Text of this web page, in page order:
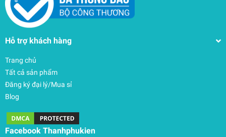
Hỗ trợ khách hàng
Trang chủ
Tất cả sản phẩm
Đăng ký đại lý/Mua sỉ
Blog
Facebook Thanhphukien
Bình giữ nhiệt Hydro Flask Standard Flex Cap 18
OZ 532 ml – S18CSX
780.000₫